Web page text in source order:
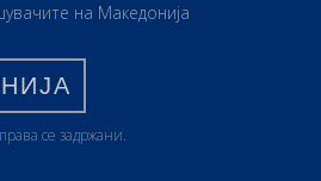
на Македонија
се задржани.